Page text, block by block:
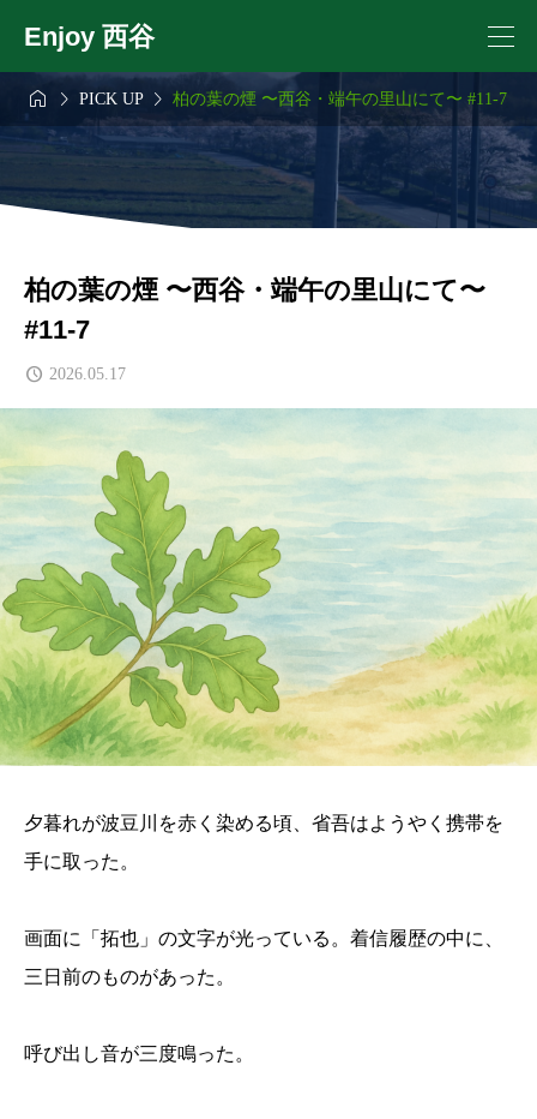
Enjoy 西谷
  PICK UP  柏の葉の煙 〜西谷・端午の里山にて〜 #11-7
柏の葉の煙 〜西谷・端午の里山にて〜
#11-7
2026.05.17
夕暮れが波豆川を赤く染める頃、省吾はようやく携帯を
手に取った。
画面に「拓也」の文字が光っている。着信履歴の中に、
三日前のものがあった。
呼び出し音が三度鳴った。